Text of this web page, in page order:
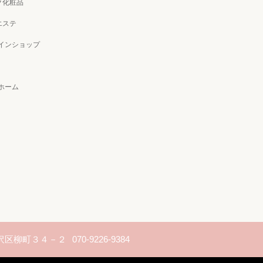
化粧品
ステ
ンショップ
ーム
区柳町３４－２ 070-9226-9384